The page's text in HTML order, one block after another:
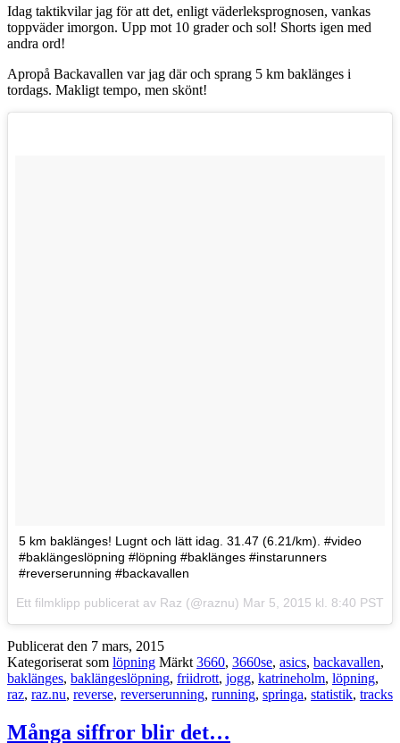
Idag taktikvilar jag för att det, enligt väderleksprognosen, vankas
toppväder imorgon. Upp mot 10 grader och sol! Shorts igen med
andra ord!
Apropå Backavallen var jag där och sprang 5 km baklänges i
tordags. Makligt tempo, men skönt!
5 km baklänges! Lugnt och lätt idag. 31.47 (6.21/km). #video
#baklängeslöpning #löpning #baklänges #instarunners
#reverserunning #backavallen
Ett filmklipp publicerat av Raz (@raznu) Mar 5, 2015 kl. 8:40 PST
Publicerat den 7 mars, 2015
Kategoriserat som löpning Märkt 3660, 3660se, asics, backavallen,
baklänges, baklängeslöpning, friidrott, jogg, katrineholm, löpning,
raz, raz.nu, reverse, reverserunning, running, springa, statistik, tracks
Många siffror blir det…